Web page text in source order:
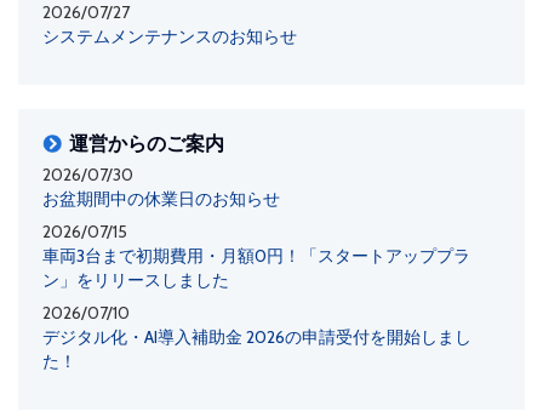
2026/07/27
システムメンテナンスのお知らせ
運営からのご案内
2026/07/30
お盆期間中の休業日のお知らせ
2026/07/15
車両3台まで初期費用・月額0円！「スタートアッププラ
ン」をリリースしました
2026/07/10
デジタル化・AI導入補助金 2026の申請受付を開始しまし
た！